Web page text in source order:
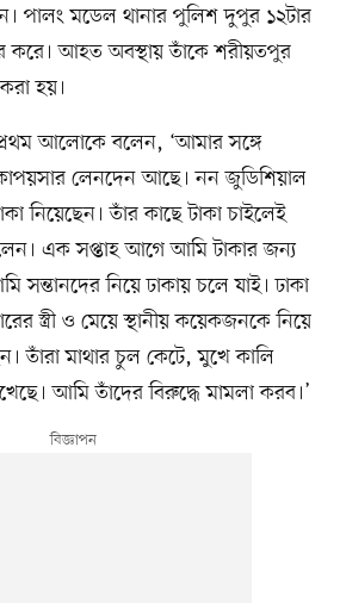
পালং মডেল থানার পুলিশ দুপুর ১২টার
করে। আহত অবস্থায় তাঁকে শরীয়তপুর
হয়।
প্রথম আলোকে বলেন, ‘আমার সঙ্গে
লেনদেন আছে। নন জুডিশিয়াল
নিয়েছেন। তাঁর কাছে টাকা চাইলেই
এক সপ্তাহ আগে আমি টাকার জন্য
সন্তানদের নিয়ে ঢাকায় চলে যাই। ঢাকা
স্ত্রী ও মেয়ে স্থানীয় কয়েকজনকে নিয়ে
তাঁরা মাথার চুল কেটে, মুখে কালি
আমি তাঁদের বিরুদ্ধে মামলা করব।’